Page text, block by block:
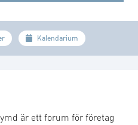
Kalendarium
är ett forum för företag